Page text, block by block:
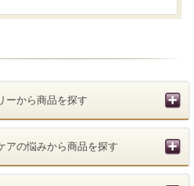
ーから商品を探す
アの悩みから商品を探す